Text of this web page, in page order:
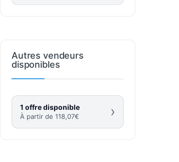
Autres vendeurs
disponibles
1 offre disponible
À partir de 118,07€ ›